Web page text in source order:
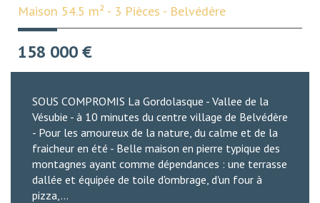
Maison 54.5 m² - 3 Pièces - Belvédère
158 000€
SOUS COMPROMIS La Gordolasque - Vallee de la
Vésubie - à 10 minutes du centre village de Belvédère
- Pour les amoureux de la nature, du calme et de la
fraicheur en été - Belle maison en pierre typique des
montagnes ayant comme dépendances : une terrasse
dallée et équipée de toile d'ombrage, d'un four à
pizza,...